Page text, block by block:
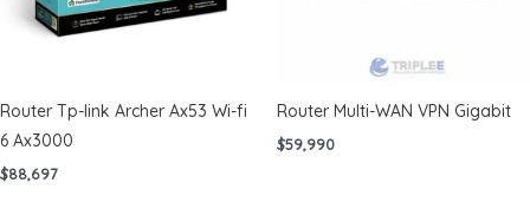
Router Tp-link Archer Ax53 Wi-fi
6 Ax3000
$88,697
Router Multi-WAN VPN Gigabit
$59,990